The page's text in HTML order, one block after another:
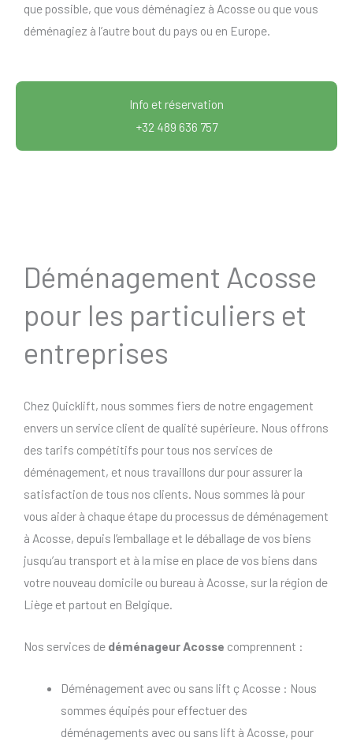
que possible, que vous déménagiez à Acosse ou que vous
déménagiez à l’autre bout du pays ou en Europe.
Info et réservation
+32 489 636 757
Déménagement Acosse
pour les particuliers et
entreprises
Chez Quicklift, nous sommes fiers de notre engagement
envers un service client de qualité supérieure. Nous offrons
des tarifs compétitifs pour tous nos services de
déménagement, et nous travaillons dur pour assurer la
satisfaction de tous nos clients. Nous sommes là pour
vous aider à chaque étape du processus de déménagement
à Acosse, depuis l’emballage et le déballage de vos biens
jusqu’au transport et à la mise en place de vos biens dans
votre nouveau domicile ou bureau à Acosse, sur la région de
Liège et partout en Belgique.
Nos services de déménageur Acosse comprennent :
Déménagement avec ou sans lift ç Acosse : Nous
sommes équipés pour effectuer des
déménagements avec ou sans lift à Acosse, pour